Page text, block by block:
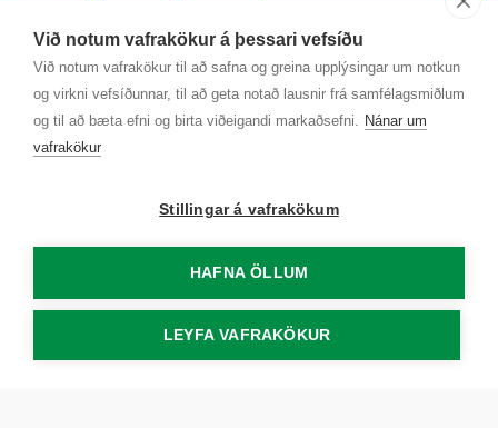
Við notum vafrakökur á þessari vefsíðu
Við notum vafrakökur til að safna og greina upplýsingar um notkun
og virkni vefsíðunnar, til að geta notað lausnir frá samfélagsmiðlum
og til að bæta efni og birta viðeigandi markaðsefni. Nánar um
vafrakökur
Stillingar á vafrakökum
HAFNA ÖLLUM
LEYFA VAFRAKÖKUR
Kt. 700169-3759
Fundarmannagátt